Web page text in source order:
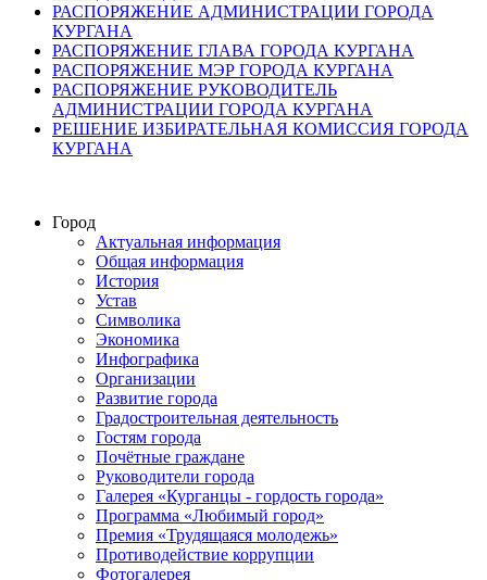
РАСПОРЯЖЕНИЕ АДМИНИСТРАЦИИ ГОРОДА
КУРГАНА
РАСПОРЯЖЕНИЕ ГЛАВА ГОРОДА КУРГАНА
РАСПОРЯЖЕНИЕ МЭР ГОРОДА КУРГАНА
РАСПОРЯЖЕНИЕ РУКОВОДИТЕЛЬ
АДМИНИСТРАЦИИ ГОРОДА КУРГАНА
РЕШЕНИЕ ИЗБИРАТЕЛЬНАЯ КОМИССИЯ ГОРОДА
КУРГАНА
Город
Актуальная информация
Общая информация
История
Устав
Символика
Экономика
Инфографика
Организации
Развитие города
Градостроительная деятельность
Гостям города
Почётные граждане
Руководители города
Галерея «Курганцы - гордость города»
Программа «Любимый город»
Премия «Трудящаяся молодежь»
Противодействие коррупции
Фотогалерея